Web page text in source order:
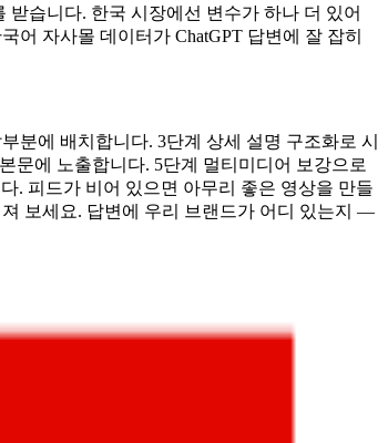
습니다. 한국 시장에선 변수가 하나 더 있어
어 자사몰 데이터가 ChatGPT 답변에 잘 잡히
분에 배치합니다. 3단계 상세 설명 구조화로 시
문에 노출합니다. 5단계 멀티미디어 보강으로
. 피드가 비어 있으면 아무리 좋은 영상을 만들
보세요. 답변에 우리 브랜드가 어디 있는지 —